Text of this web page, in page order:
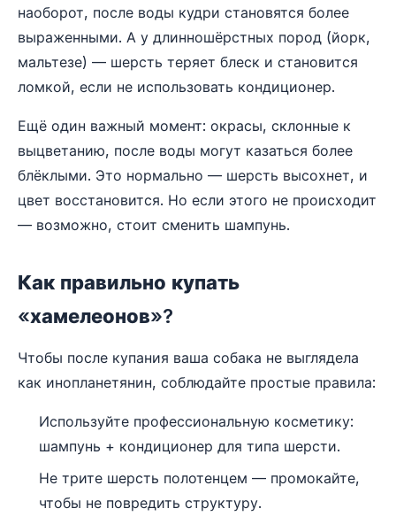
наоборот, после воды кудри становятся более
выраженными. А у длинношёрстных пород (йорк,
мальтезе) — шерсть теряет блеск и становится
ломкой, если не использовать кондиционер.
Ещё один важный момент: окрасы, склонные к
выцветанию, после воды могут казаться более
блёклыми. Это нормально — шерсть высохнет, и
цвет восстановится. Но если этого не происходит
— возможно, стоит сменить шампунь.
Как правильно купать
«хамелеонов»?
Чтобы после купания ваша собака не выглядела
как инопланетянин, соблюдайте простые правила:
Используйте профессиональную косметику:
шампунь + кондиционер для типа шерсти.
Не трите шерсть полотенцем — промокайте,
чтобы не повредить структуру.